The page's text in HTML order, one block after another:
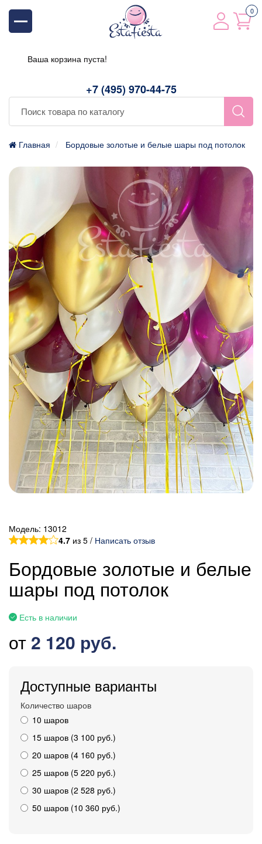
+7 (495) 970-44-75
0
Ваша корзина пуста!
Главная Бордовые золотые и белые шары под потолок
Модель: 13012
4.7 из 5 / Написать отзыв
Бордовые золотые и белые
шары под потолок
Есть в наличии
от 2 120 руб.
Доступные варианты
Количество шаров
10 шаров
15 шаров (3 100 руб.)
20 шаров (4 160 руб.)
25 шаров (5 220 руб.)
30 шаров (2 528 руб.)
50 шаров (10 360 руб.)